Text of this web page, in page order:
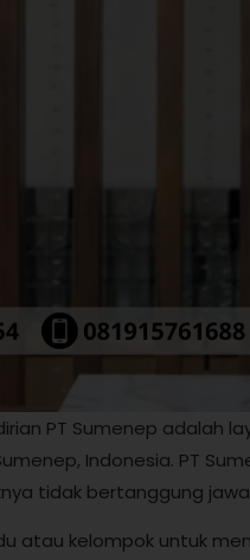
PT Sumenep adalah
Indonesia. PT
tidak bertanggung
atau kelompok untuk